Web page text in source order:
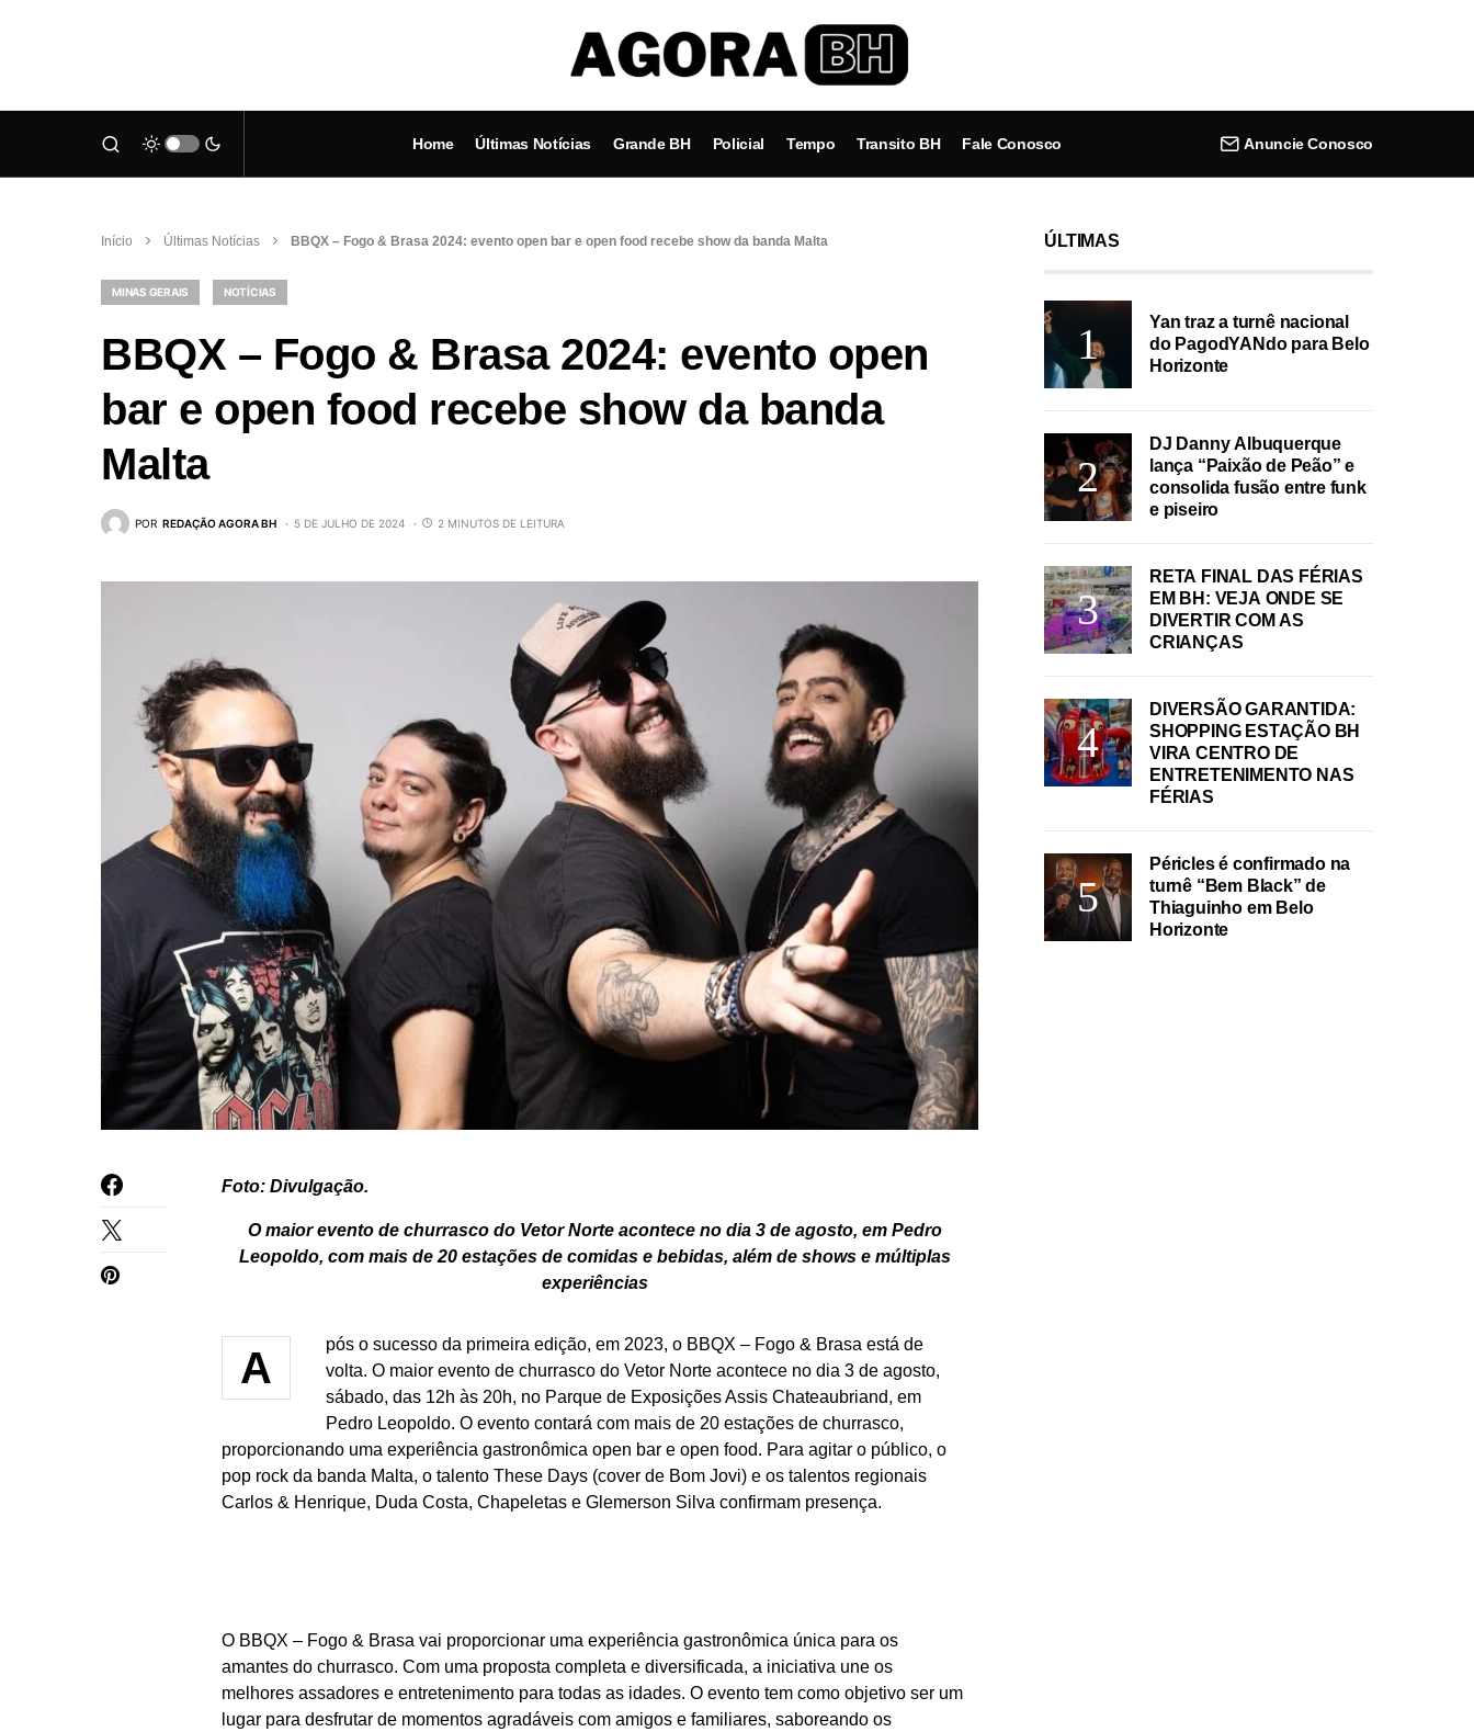
Home Últimas Notícias Grande BH Policial Tempo Transito BH Fale Conosco Anuncie Conosco
Início Últimas Notícias BBQX – Fogo & Brasa 2024: evento open bar e open food recebe show da banda Malta
MINAS GERAIS NOTÍCIAS
BBQX – Fogo & Brasa 2024: evento open
bar e open food recebe show da banda
Malta
POR REDAÇÃO AGORA BH 5 DE JULHO DE 2024 2 MINUTOS DE LEITURA
Foto: Divulgação.
O maior evento de churrasco do Vetor Norte acontece no dia 3 de agosto, em Pedro
Leopoldo, com mais de 20 estações de comidas e bebidas, além de shows e múltiplas
experiências
A
pós o sucesso da primeira edição, em 2023, o BBQX – Fogo & Brasa está de
volta. O maior evento de churrasco do Vetor Norte acontece no dia 3 de agosto,
sábado, das 12h às 20h, no Parque de Exposições Assis Chateaubriand, em
Pedro Leopoldo. O evento contará com mais de 20 estações de churrasco,
proporcionando uma experiência gastronômica open bar e open food. Para agitar o público, o
pop rock da banda Malta, o talento These Days (cover de Bom Jovi) e os talentos regionais
Carlos & Henrique, Duda Costa, Chapeletas e Glemerson Silva confirmam presença.
O BBQX – Fogo & Brasa vai proporcionar uma experiência gastronômica única para os
amantes do churrasco. Com uma proposta completa e diversificada, a iniciativa une os
melhores assadores e entretenimento para todas as idades. O evento tem como objetivo ser um
lugar para desfrutar de momentos agradáveis com amigos e familiares, saboreando os
ÚLTIMAS
Yan traz a turnê nacional
do PagodYANdo para Belo
Horizonte
DJ Danny Albuquerque
lança “Paixão de Peão” e
consolida fusão entre funk
e piseiro
RETA FINAL DAS FÉRIAS
EM BH: VEJA ONDE SE
DIVERTIR COM AS
CRIANÇAS
DIVERSÃO GARANTIDA:
SHOPPING ESTAÇÃO BH
VIRA CENTRO DE
ENTRETENIMENTO NAS
FÉRIAS
Péricles é confirmado na
turnê “Bem Black” de
Thiaguinho em Belo
Horizonte